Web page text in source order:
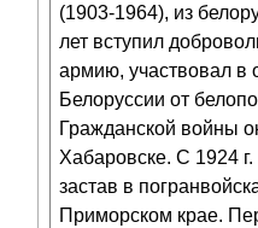
(1903-1964), из
лет вступил
армию, участвовал в
Белоруссии от
Гражданской войны
Хабаровске. С 1924
застав в
Приморском крае.